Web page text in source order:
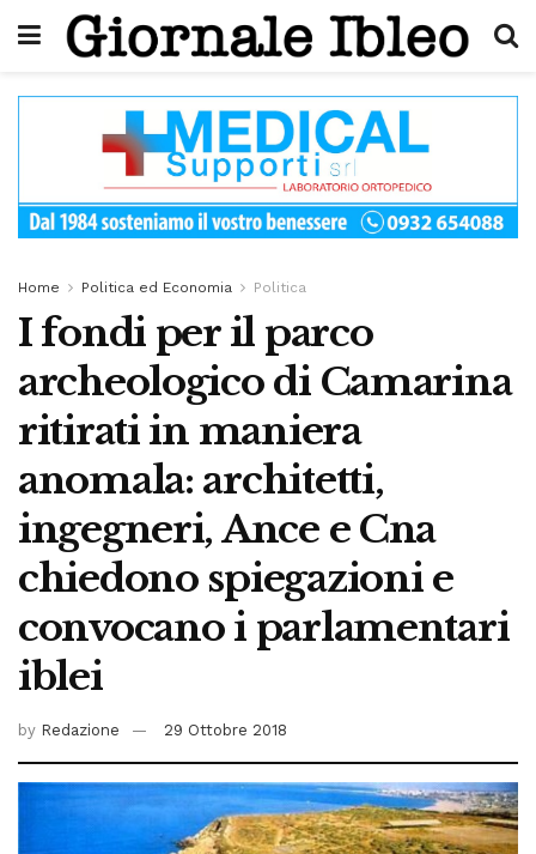
Home Politica ed Economia Politica
I fondi per il parco
archeologico di Camarina
ritirati in maniera
anomala: architetti,
ingegneri, Ance e Cna
chiedono spiegazioni e
convocano i parlamentari
iblei
by Redazione 29 Ottobre 2018